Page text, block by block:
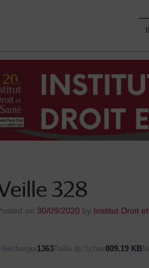
328
on 30/09/2020 by Institut Droit
1363Taille du fichier809.19 KB